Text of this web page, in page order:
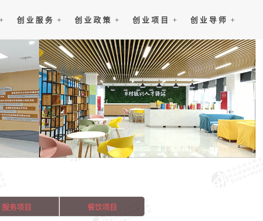
创 业 服 务 创 业 政 策 创 业 项 目 创 业 导 师
服务项目 餐饮项目